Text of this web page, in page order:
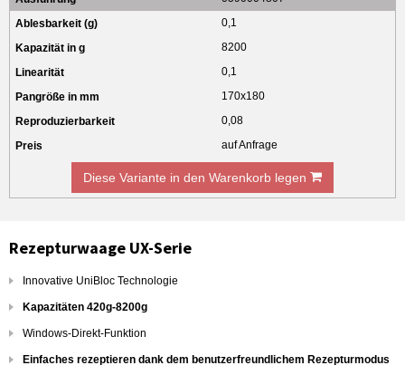
0,1
8200
0,1
170x180
0,08
auf Anfrage
Diese Variante in den Warenkorb legen
Rezepturwaage UX-Serie
Innovative UniBloc Technologie
Kapazitäten 420g-8200g
Windows-Direkt-Funktion
Einfaches rezeptieren dank dem benutzerfreundlichem Rezepturmodus